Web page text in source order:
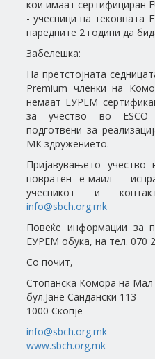
кои имаат сертифициран
- учесници на тековната
наредните 2 години да
Забелешка:
На претстојната
Premium членки на
немаат ЕУРЕМ
за учество во ESCO
подготвени за
МК здружението.
Пријавувањето
повратен е-маил -
учесникот и
info@sbch.org.mk
Повеќе информации за
ЕУРЕМ обука, на тел. 070
Со почит,
Стопанска Комора на Мал
бул.Јане Сандански 113
1000 Скопје
info@sbch.org.mk
www.sbch.org.mk